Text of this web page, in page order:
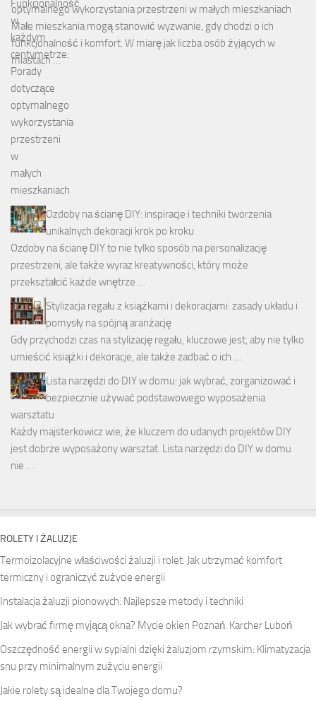
optymalnego wykorzystania przestrzeni w małych mieszkaniach
Małe mieszkania mogą stanowić wyzwanie, gdy chodzi o ich
funkcjonalność i komfort. W miarę jak liczba osób żyjących w
miastach …
Ozdoby na ścianę DIY: inspiracje i techniki tworzenia
unikalnych dekoracji krok po kroku
Ozdoby na ścianę DIY to nie tylko sposób na personalizację
przestrzeni, ale także wyraz kreatywności, który może
przekształcić każde wnętrze …
Stylizacja regału z książkami i dekoracjami: zasady układu i
pomysły na spójną aranżację
Gdy przychodzi czas na stylizację regału, kluczowe jest, aby nie tylko
umieścić książki i dekoracje, ale także zadbać o ich …
Lista narzędzi do DIY w domu: jak wybrać, zorganizować i
bezpiecznie używać podstawowego wyposażenia
warsztatu
Każdy majsterkowicz wie, że kluczem do udanych projektów DIY
jest dobrze wyposażony warsztat. Lista narzędzi do DIY w domu
nie …
ROLETY I ŻALUZJE
Termoizolacyjne właściwości żaluzji i rolet: Jak utrzymać komfort
termiczny i ograniczyć zużycie energii
Instalacja żaluzji pionowych: Najlepsze metody i techniki
Jak wybrać firmę myjącą okna? Mycie okien Poznań. Karcher Luboń
Oszczędność energii w sypialni dzięki żaluzjom rzymskim: Klimatyzacja
snu przy minimalnym zużyciu energii
Jakie rolety są idealne dla Twojego domu?